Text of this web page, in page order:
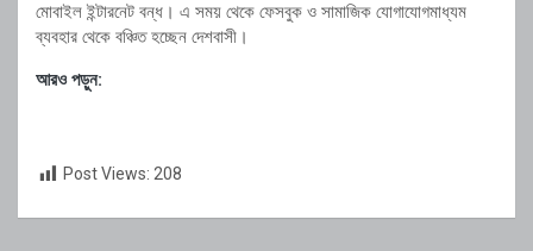
মোবাইল ইন্টারনেট বন্ধ। এ সময় থেকে ফেসবুক ও সামাজিক যোগাযোগমাধ্যম
ব্যবহার থেকে বঞ্চিত হচ্ছেন দেশবাসী।
আরও পড়ুন:
Post Views: 208